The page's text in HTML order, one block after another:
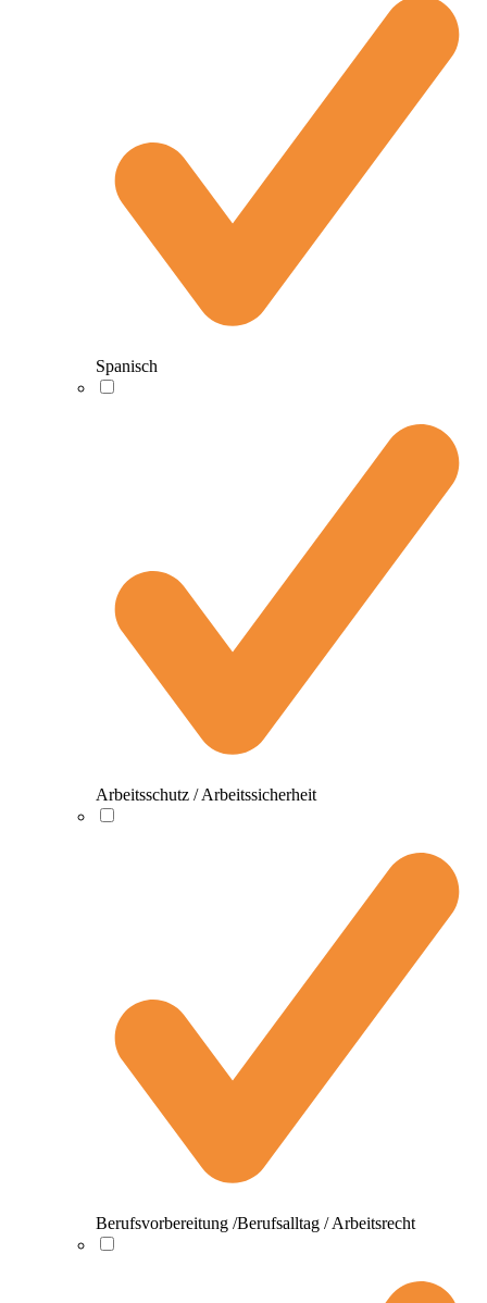
Spanisch
Arbeitsschutz / Arbeitssicherheit
Berufsvorbereitung /Berufsalltag / Arbeitsrecht